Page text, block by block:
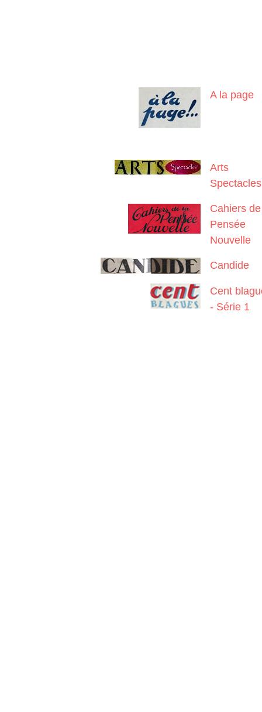
A la page
Arts
Spectacles
Cahiers
Pensée
Nouvelle
Candide
Cent
- Série 1